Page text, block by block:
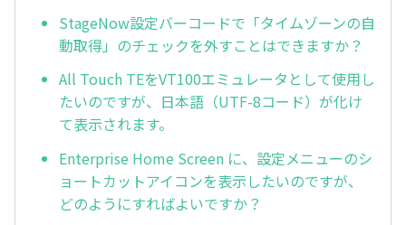
StageNow設定バーコードで「タイムゾーンの自
動取得」のチェックを外すことはできますか？
All Touch TEをVT100エミュレータとして使用し
たいのですが、日本語（UTF-8コード）が化け
て表示されます。
Enterprise Home Screen に、設定メニューのシ
ョートカットアイコンを表示したいのですが、
どのようにすればよいですか？